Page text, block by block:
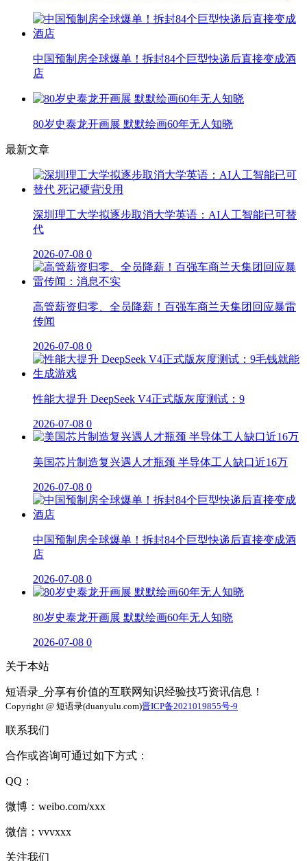
中国预制房全球爆单！拆封84个巨型快递后直接变成酒
店
80岁史泰龙开画展 默默绘画60年无人知晓
最新文章
深圳理工大学拟逐步取消大学英语：AI人工智能已可替
代
2026-07-08 0
高管薪资归零、全员降薪！百强车商兰天集团回应暴雷
传闻
2026-07-08 0
性能大提升 DeepSeek V4正式版灰度测试：9
2026-07-08 0
美国芯片制造复兴遇人才瓶颈 半导体工人缺口近16万
2026-07-08 0
中国预制房全球爆单！拆封84个巨型快递后直接变成酒
店
2026-07-08 0
80岁史泰龙开画展 默默绘画60年无人知晓
2026-07-08 0
关于本站
短语录_分享有价值的互联网知识经验技巧资讯信息！
Copyright @ 短语录(duanyulu.com)晋ICP备2021019855号-9
联系我们
合作或咨询可通过如下方式：
QQ：
微博：weibo.com/xxx
微信：vvvxxx
关注我们